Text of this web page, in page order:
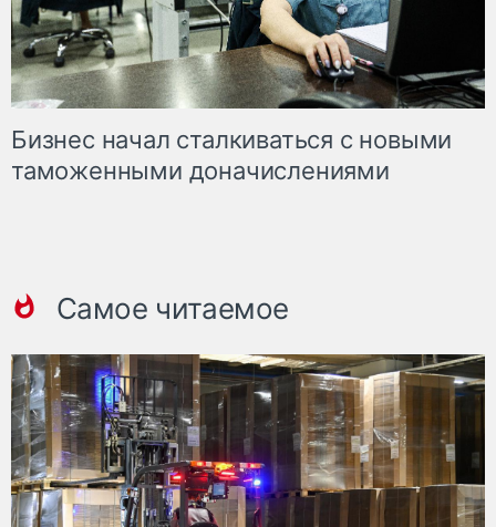
Бизнес начал сталкиваться с новыми
таможенными доначислениями
Самое читаемое